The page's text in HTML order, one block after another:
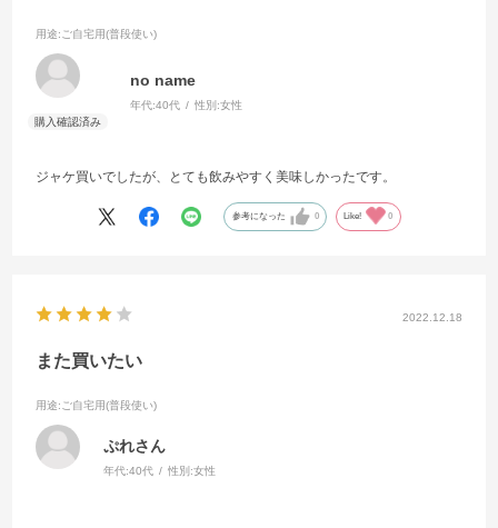
用途:ご自宅用(普段使い)
no name
年代:40代 性別:女性
ジャケ買いでしたが、とても飲みやすく美味しかったです。
参考になった 0 Like! 0
2022.12.18
また買いたい
用途:ご自宅用(普段使い)
ぷれさん
年代:40代 性別:女性